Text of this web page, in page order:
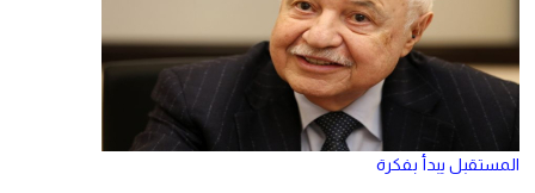
المستقبل يبدأ بفكرة